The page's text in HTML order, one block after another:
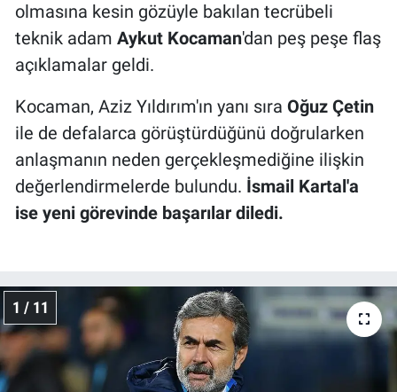
olmasına kesin gözüyle bakılan tecrübeli
teknik adam Aykut Kocaman'dan peş peşe flaş
açıklamalar geldi.
Kocaman, Aziz Yıldırım'ın yanı sıra Oğuz Çetin
ile de defalarca görüştürdüğünü doğrularken
anlaşmanın neden gerçekleşmediğine ilişkin
değerlendirmelerde bulundu. İsmail Kartal'a
ise yeni görevinde başarılar diledi.
1 / 11